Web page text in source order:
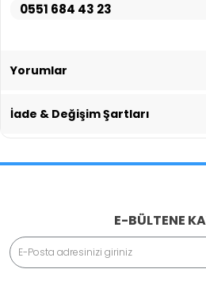
0551 684 43 23
Yorumlar
Adınız Soyadınız
İade & Değişim Şartları
İade veya Değişim İşlemini Nasıl
DEĞİŞİM
E-BÜLTENE